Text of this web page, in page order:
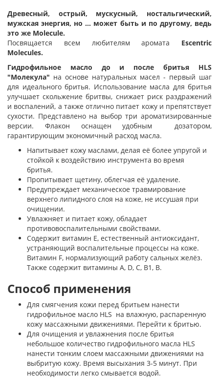
Древесный, острый, мускусный, ностальгический,
мужская энергия, но … может быть и по другому, ведь
это же Molecule.
Посвящается всем любителям аромата Escentric
Molecules.
Гидрофильное масло до и после бритья HLS
"Молекула" на основе натуральных масел - первый шаг
для идеального бритья. Использование масла для бритья
улучшает скольжение бритвы, снижает риск раздражений
и воспалений, а также отлично питает кожу и препятствует
сухости. Представлено на выбор три ароматизированные
версии. Флакон оснащен удобным дозатором,
гарантирующим экономичный расход масла.
Напитывает кожу маслами, делая её более упругой и
стойкой к воздействию инструмента во время
бритья.
Пропитывает щетину, облегчая её удаление.
Предупреждает механическое травмирование
верхнего липидного слоя на коже, не иссушая при
очищении.
Увлажняет и питает кожу, обладает
противовоспалительными свойствами.
Содержит витамин Е, естественный антиоксидант,
устраняющий воспалительные процессы на коже.
Витамин F, нормализующий работу сальных желёз.
Также содержит витамины A, D, C, B1, B.
Способ применения
Для смягчения кожи перед бритьем нанести
гидрофильное масло HLS на влажную, распаренную
кожу массажными движениями. Перейти к бритью.
Для очищения и увлажнения после бритья
небольшое количество гидрофильного масла HLS
нанести тонким слоем массажными движениями на
выбритую кожу. Время высыхания 3-5 минут. При
необходимости легко смывается водой.